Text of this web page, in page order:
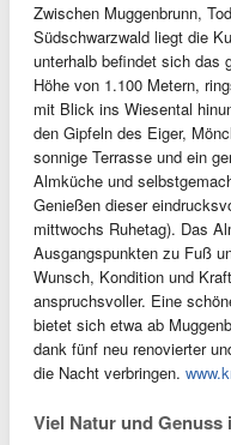
Zwischen Muggenbrunn,
Südschwarzwald liegt die
unterhalb befindet sich das
Höhe von 1.100 Metern,
mit Blick ins Wiesental
den Gipfeln des Eiger,
sonnige Terrasse und ein
Almküche und
Genießen dieser
mittwochs Ruhetag). Das
Ausgangspunkten zu Fuß
Wunsch, Kondition und
anspruchsvoller. Eine
bietet sich etwa ab
dank fünf neu renovierter
die Nacht verbringen.
Viel Natur und Genuss